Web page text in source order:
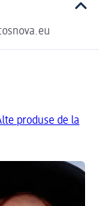
produse de la